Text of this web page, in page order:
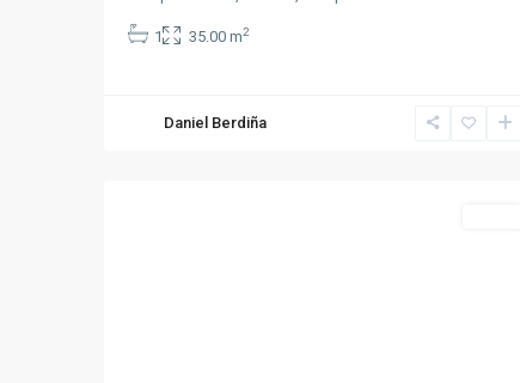
1 35.00 m2
Daniel Berdiña
Centro,